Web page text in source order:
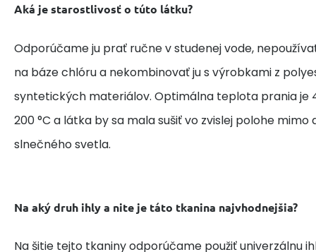
Aká je starostlivosť o túto látku?
Odporúčame ju prať ručne v studenej vode,
na báze chlóru a nekombinovať ju s výrobkami z
syntetických materiálov. Optimálna teplota prania je
200 °C a látka by sa mala sušiť vo zvislej polohe
slnečného svetla.
Na aký druh ihly a nite je táto tkanina najvhodnejšia?
Na šitie tejto tkaniny odporúčame použiť univerzálnu